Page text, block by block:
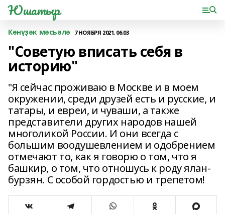
Юшатыр
Көнүҙәк мәсьәлә 7 НОЯБРЯ 2021, 06:03
"Советую вписать себя в
историю"
"Я сейчас проживаю в Москве и в моем
окружении, среди друзей есть и русские, и
татары, и евреи, и чуваши, а также
представители других народов нашей
многоликой России. И они всегда с
большим воодушевлением и одобрением
отмечают то, как я говорю о том, что я
башкир, о том, что отношусь к роду ялан-
бурзян. С особой гордостью и трепетом!